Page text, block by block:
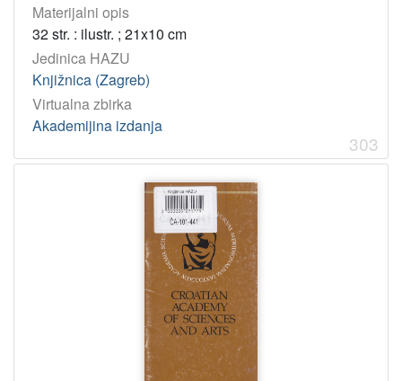
Materijalni opis
32 str. : ilustr. ; 21x10 cm
Jedinica HAZU
Knjižnica (Zagreb)
Virtualna zbirka
Akademijina izdanja
303